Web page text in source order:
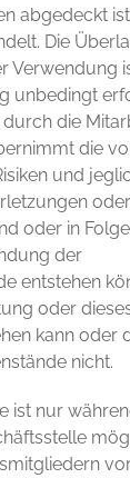
abgedeckt
Die
Verwendung
unbedingt
die
die
und
oder in
der
entstehen
oder
kann oder
nicht.
ist nur